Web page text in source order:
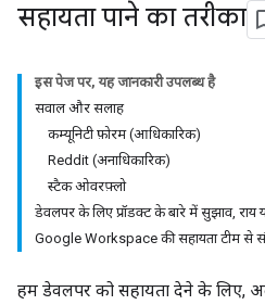
सहायता पाने का तरीका
इस पेज पर, यह जानकारी उपलब्ध है
सवाल और सलाह
कम्यूनिटी फ़ोरम (आधिकारिक)
Reddit (अनाधिकारिक)
स्टैक ओवरफ़्लो
डेवलपर के लिए प्रॉडक्ट के बारे में सुझाव, राय
Google Workspace की सहायता टीम से
हम डेवलपर को सहायता देने के लिए,